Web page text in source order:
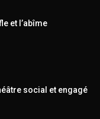
et l’abîme
social et engagé